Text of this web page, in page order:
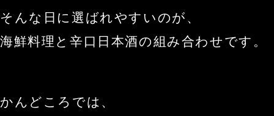
そんな日に選ばれやすいのが、
海鮮料理と辛口日本酒の組み合わせです。
かんどころでは、